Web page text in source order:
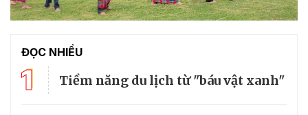
ĐỌC NHIỀU
1 Tiềm năng du lịch từ "báu vật xanh"